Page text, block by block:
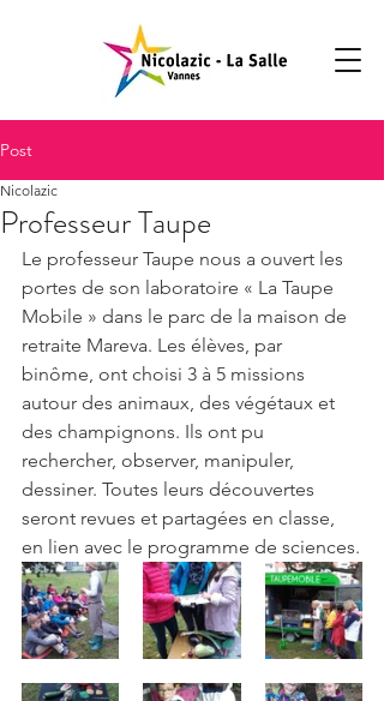
Post
Professeur Taupe
Nicolazic
Le professeur Taupe nous a ouvert les
portes de son laboratoire « La Taupe
Mobile » dans le parc de la maison de
retraite Mareva. Les élèves, par
binôme, ont choisi 3 à 5 missions
autour des animaux, des végétaux et
des champignons. Ils ont pu
rechercher, observer, manipuler,
dessiner. Toutes leurs découvertes
seront revues et partagées en classe,
en lien avec le programme de sciences.